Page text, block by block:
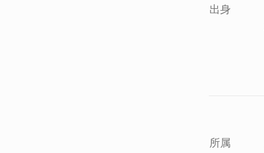
出身
所属